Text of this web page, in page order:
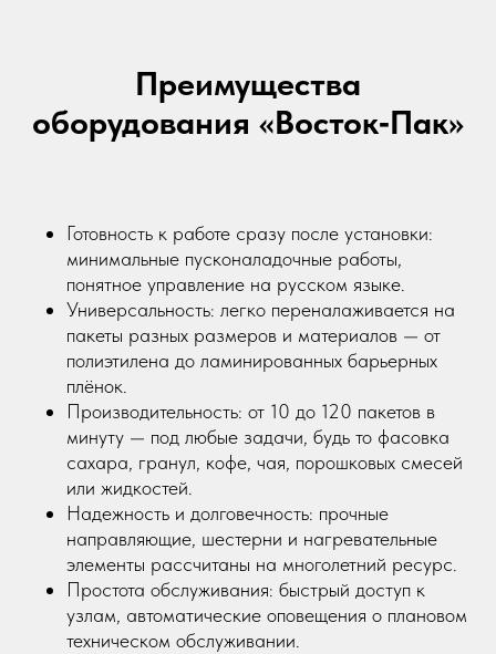
Преимущества
оборудования «Восток‑Пак»
Готовность к работе сразу после установки:
минимальные пусконаладочные работы,
понятное управление на русском языке.
Универсальность: легко переналаживается на
пакеты разных размеров и материалов — от
полиэтилена до ламинированных барьерных
плёнок.
Производительность: от 10 до 120 пакетов в
минуту — под любые задачи, будь то фасовка
сахара, гранул, кофе, чая, порошковых смесей
или жидкостей.
Надежность и долговечность: прочные
направляющие, шестерни и нагревательные
элементы рассчитаны на многолетний ресурс.
Простота обслуживания: быстрый доступ к
узлам, автоматические оповещения о плановом
техническом обслуживании.